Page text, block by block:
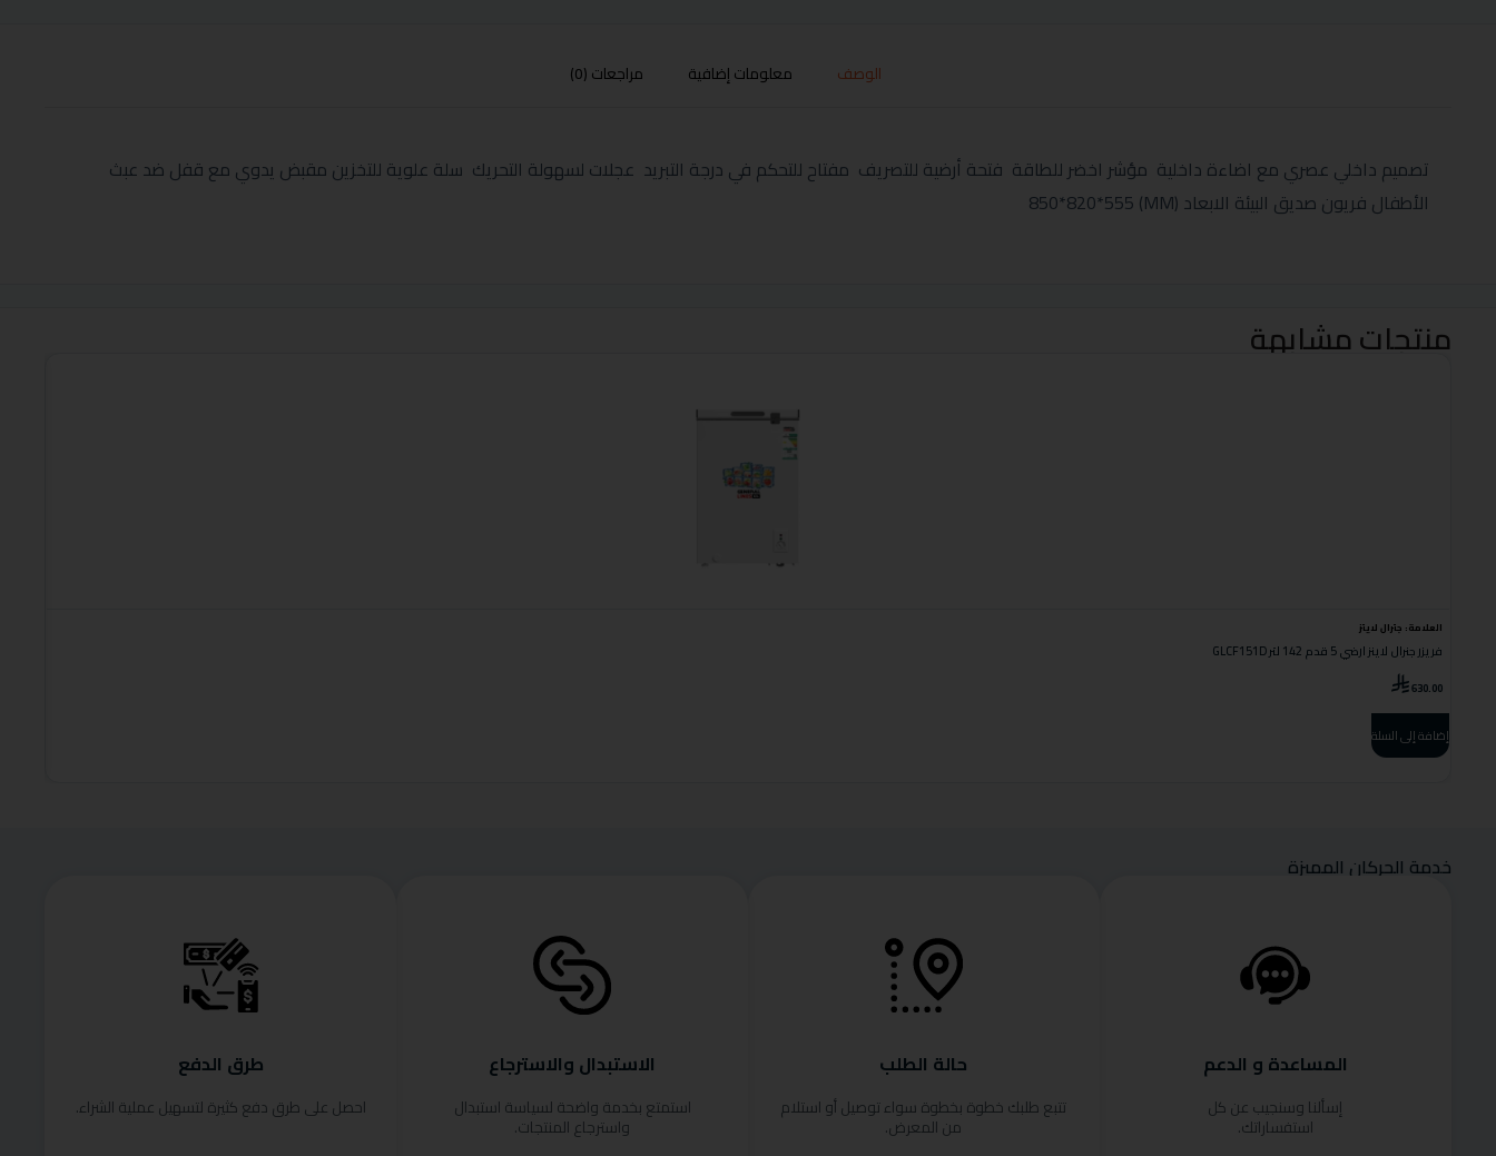
الوصف معلومات إضافية مراجعات (0)
تصميم داخلي عصري مع اضاءة داخلية مؤشر اخضر للطاقة فتحة أرضية للتصريف مفتاح للتحكم في درجة التبريد عجلات لسهولة التحريك سلة علوية للتخزين مقبض يدوي مع قفل ضد عبث
الأطفال فريون صديق البيئة الابعاد (MM) 850*820*555
منتجات مشابهة
العلامة: جنرال لاينز
فريزر جنرال لاينز ارضي 5 قدم 142 لتر GLCF151D
630.00
إضافة إلى السلة
خدمة الحركان المميزة
المساعدة و الدعم
إسألنا وسنجيب عن كل
استفساراتك.
حالة الطلب
تتبع طلبك خطوة بخطوة سواء توصيل أو استلام
من المعرض.
الاستبدال والاسترجاع
استمتع بخدمة واضحة لسياسة استبدال
واسترجاع المنتجات.
طرق الدفع
احصل على طرق دفع كثيرة لتسهيل عملية الشراء.